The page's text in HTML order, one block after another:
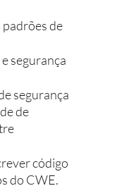
padrões de
segurança
segurança
de
código
do CWE.